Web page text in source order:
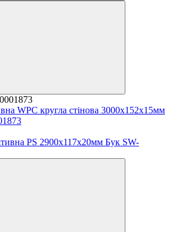
WPC кругла стінова 3000х152х15мм